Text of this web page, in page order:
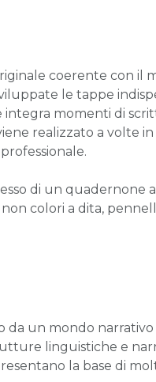
coerente con il
le tappe
integra momenti di
realizzato a volte
di un quadernone
colori a dita,
da un mondo
linguistiche e
la base di